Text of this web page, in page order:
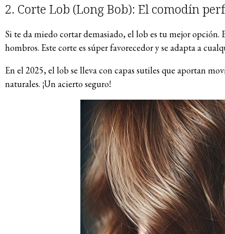
2. Corte Lob (Long Bob): El comodín
Si te da miedo cortar demasiado, el lob es tu mejor
hombros. Este corte es súper favorecedor y se adapta a
En el 2025, el lob se lleva con capas sutiles que aportan
naturales. ¡Un acierto seguro!